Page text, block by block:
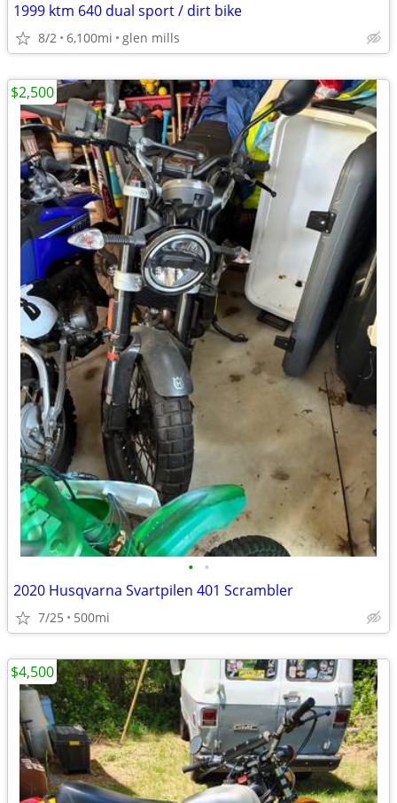
1999 ktm 640 dual sport / dirt bike
8/2 6,100mi glen mills
• •
2020 Husqvarna Svartpilen 401 Scrambler
7/25 500mi
$2,500
$4,500